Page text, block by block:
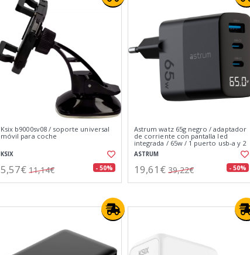
Ksix b9000sv08 / soporte universal
móvil para coche
KSIX
5,57€ 11,14€ - 50%
Astrum watz 65g negro / adaptador
de corriente con pantalla led
integrada / 65w / 1 puerto usb-a y 2
puertos usb-c
ASTRUM
19,61€ 39,22€ - 50%